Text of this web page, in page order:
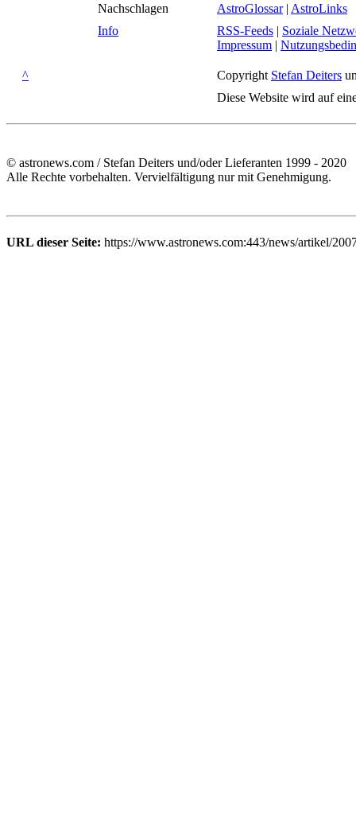
Nachschlagen AstroGlossar| AstroLinks
Info
RSS-Feeds | Soziale
Impressum |
^ Copyright Stefan Deiters
Diese Website wird auf
© astronews.com / Stefan Deiters und/oder Lieferanten 1999 - 2020
Alle Rechte vorbehalten. Vervielfältigung nur mit Genehmigung.
URL dieser Seite: https://www.astronews.com:443/news/artikel/